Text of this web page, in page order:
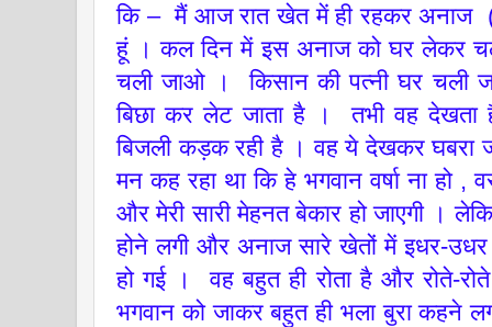
कि – मैं आज रात खेत में ही रहकर अनाज
हूं । कल दिन में इस अनाज को घर लेकर
चली जाओ । किसान की पत्नी घर चली
बिछा कर लेट जाता है । तभी वह
बिजली कड़क रही है । वह ये देखकर घबरा
मन कह रहा था कि हे भगवान वर्षा ना हो ,
और मेरी सारी मेहनत बेकार हो जाएगी ।
होने लगी और अनाज सारे खेतों में इधर-
हो गई । वह बहुत ही रोता है और रोते-
भगवान को जाकर बहुत ही भला बुरा कहने